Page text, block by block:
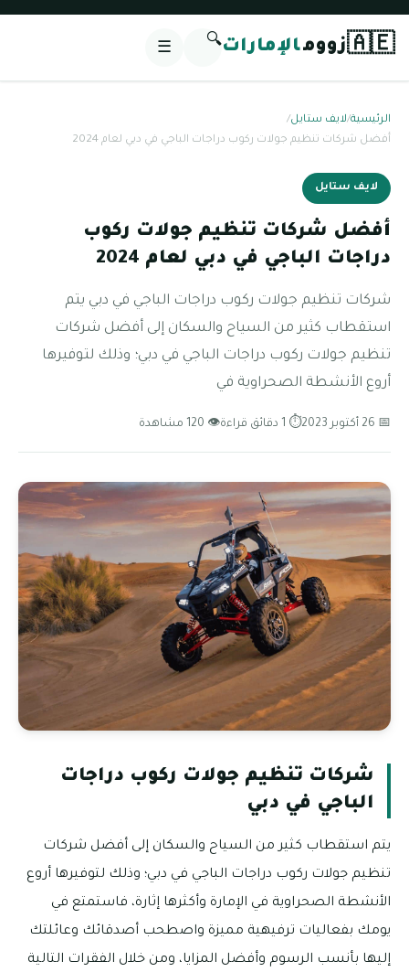
🇦🇪زوومالإمارات🔍
☰
الرئيسية/لايف ستايل/
أفضل شركات تنظيم جولات ركوب دراجات الباجي في دبي لعام 2024
لايف ستايل
أفضل شركات تنظيم جولات ركوب
دراجات الباجي في دبي لعام 2024
شركات تنظيم جولات ركوب دراجات الباجي في دبي يتم
استقطاب كثير من السياح والسكان إلى أفضل شركات
تنظيم جولات ركوب دراجات الباجي في دبي؛ وذلك لتوفيرها
أروع الأنشطة الصحراوية في
📅 26 أكتوبر 2023 ⏱ 1 دقائق قراءة 👁 120 مشاهدة
شركات تنظيم جولات ركوب دراجات
الباجي في دبي
يتم استقطاب كثير من السياح والسكان إلى أفضل شركات
تنظيم جولات ركوب دراجات الباجي في دبي؛ وذلك لتوفيرها أروع
الأنشطة الصحراوية في الإمارة وأكثرها إثارة، فاستمتع في
يومك بفعاليات ترفيهية مميزة واصطحب أصدقائك وعائلتك
إليها بأنسب الرسوم وأفضل المزايا، ومن خلال الفقرات التالية